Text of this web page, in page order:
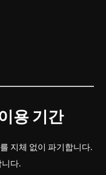
용 기간
지체 없이 파기합니다.
다.